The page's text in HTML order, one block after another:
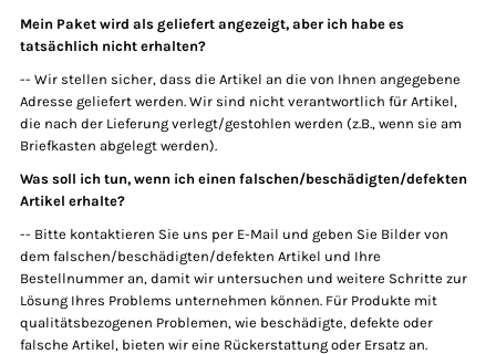
Mein Paket wird als geliefert angezeigt, aber ich habe es
tatsächlich nicht erhalten?
-- Wir stellen sicher, dass die Artikel an die von Ihnen angegebene
Adresse geliefert werden. Wir sind nicht verantwortlich für Artikel,
die nach der Lieferung verlegt/gestohlen werden (z.B., wenn sie am
Briefkasten abgelegt werden).
Was soll ich tun, wenn ich einen falschen/beschädigten/defekten
Artikel erhalte?
-- Bitte kontaktieren Sie uns per E-Mail und geben Sie Bilder von
dem falschen/beschädigten/defekten Artikel und Ihre
Bestellnummer an, damit wir untersuchen und weitere Schritte zur
Lösung Ihres Problems unternehmen können. Für Produkte mit
qualitätsbezogenen Problemen, wie beschädigte, defekte oder
falsche Artikel, bieten wir eine Rückerstattung oder Ersatz an.